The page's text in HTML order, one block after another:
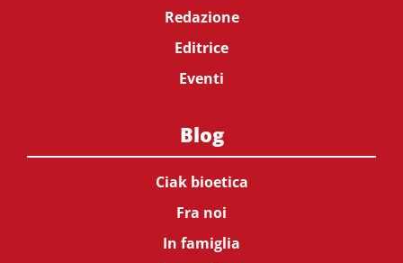
Redazione
Editrice
Eventi
Blog
Ciak bioetica
Fra noi
In famiglia